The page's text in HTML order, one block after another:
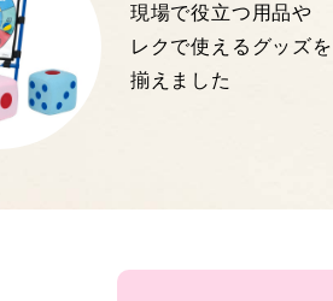
現場で役立つ用品や
レクで使えるグッズを
揃えました